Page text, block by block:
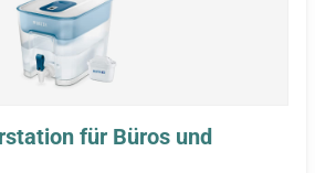
für Büros und